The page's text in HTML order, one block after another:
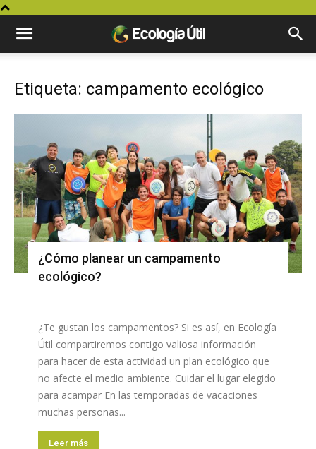
Etiqueta: campamento ecológico
¿Cómo planear un campamento
ecológico?
¿Te gustan los campamentos? Si es así, en Ecología
Útil compartiremos contigo valiosa información
para hacer de esta actividad un plan ecológico que
no afecte el medio ambiente. Cuidar el lugar elegido
para acampar En las temporadas de vacaciones
muchas personas...
Leer más